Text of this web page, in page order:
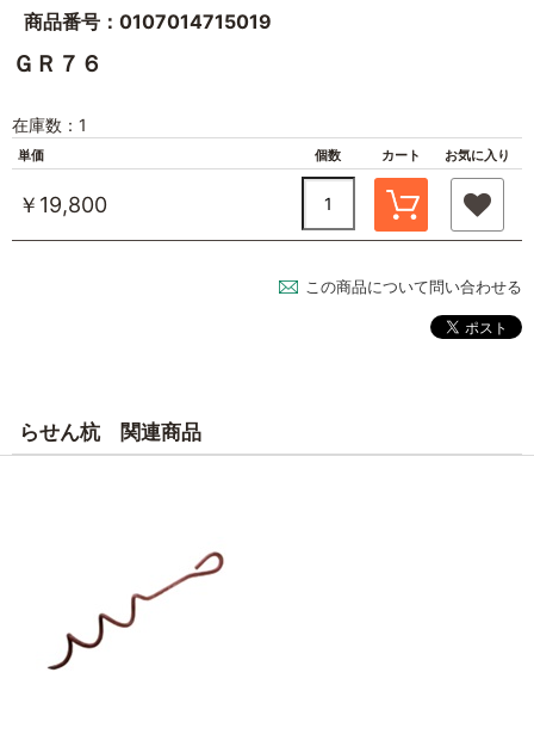
商品番号：0107014715019
ＧＲ７６
在庫数：1
単価 個数 カート お気に入り
￥19,800
この商品について問い合わせる
らせん杭 関連商品